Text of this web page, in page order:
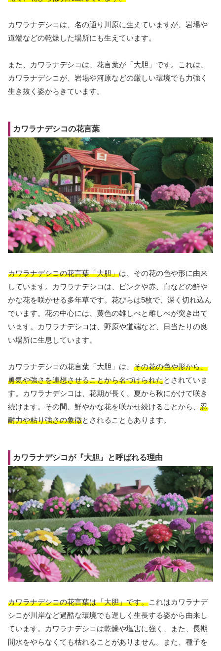
カワラナデシコは、名の通り川原に生えていますが、岩場や
道端などの乾燥した場所にも生えています。
また、カワラナデシコは、花言葉が「大胆」です。これは、
カワラナデシコが、岩場や河原などの厳しい環境でも力強く
生き抜く姿からきています。
カワラナデシコの花言葉
カワラナデシコの花言葉「大胆」は、その花の色や形に由来
しています。カワラナデシコは、ピンクや赤、白などの鮮や
かな花を咲かせる多年草です。花びらは5枚で、深く切れ込ん
でいます。花の中心には、黄色の雄しべと雌しべが突き出て
います。カワラナデシコは、野原や道端など、日当たりの良
い場所に生息しています。
カワラナデシコの花言葉「大胆」は、 その花の色や形から、
勇気や強さを連想させることから名づけられたとされていま
す。カワラナデシコは、花期が長く、夏から秋にかけて咲き
続けます。その間、鮮やかな花を咲かせ続けることから、 忍
耐力や粘り強さの象徴とされることもあります。
カワラナデシコが『大胆』と呼ばれる理由
カワラナデシコの花言葉は「大胆」です。これはカワラナデ
シコが川岸など過酷な環境でも逞しく生長する姿から由来し
ています。カワラナデシコは乾燥や塩害に強く、また、長期
間水をやらなくても枯れることがありません。また、種子を